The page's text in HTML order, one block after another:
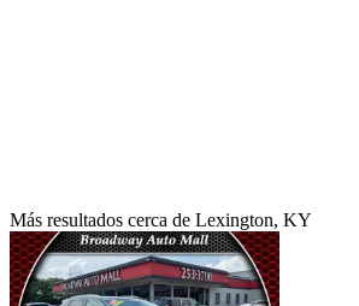
Más resultados cerca de Lexington, KY